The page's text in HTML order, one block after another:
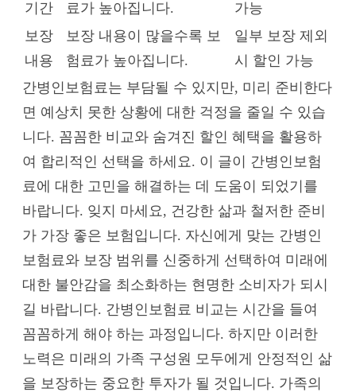
기간
료가 높아집니다.
가능
보장
내용
보장 내용이 많을수록 보
험료가 높아집니다.
일부 보장 제외
시 할인 가능
간병인보험료는 부담될 수 있지만, 미리 준비한다
면 예상치 못한 상황에 대한 걱정을 줄일 수 있습
니다. 꼼꼼한 비교와 숨겨진 할인 혜택을 활용하
여 합리적인 선택을 하세요. 이 글이 간병인보험
료에 대한 고민을 해결하는 데 도움이 되었기를
바랍니다. 잊지 마세요, 건강한 삶과 철저한 준비
가 가장 좋은 보험입니다. 자신에게 맞는 간병인
보험료와 보장 범위를 신중하게 선택하여 미래에
대한 불안감을 최소화하는 현명한 소비자가 되시
길 바랍니다. 간병인보험료 비교는 시간을 들여
꼼꼼하게 해야 하는 과정입니다. 하지만 이러한
노력은 미래의 가족 구성원 모두에게 안정적인 삶
을 보장하는 중요한 투자가 될 것입니다. 가족의